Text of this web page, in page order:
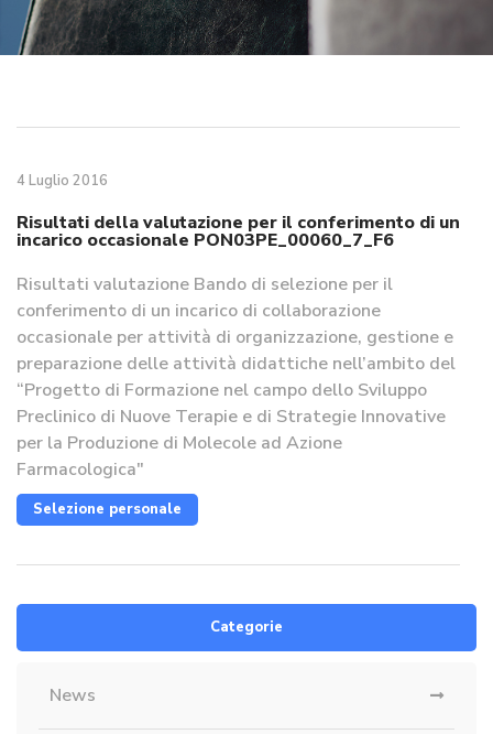
4 Luglio 2016
Risultati della valutazione per il conferimento di un
incarico occasionale PON03PE_00060_7_F6
Risultati valutazione Bando di selezione per il
conferimento di un incarico di collaborazione
occasionale per attività di organizzazione, gestione e
preparazione delle attività didattiche nell’ambito del
“Progetto di Formazione nel campo dello Sviluppo
Preclinico di Nuove Terapie e di Strategie Innovative
per la Produzione di Molecole ad Azione
Farmacologica"
Selezione personale
Categorie
News